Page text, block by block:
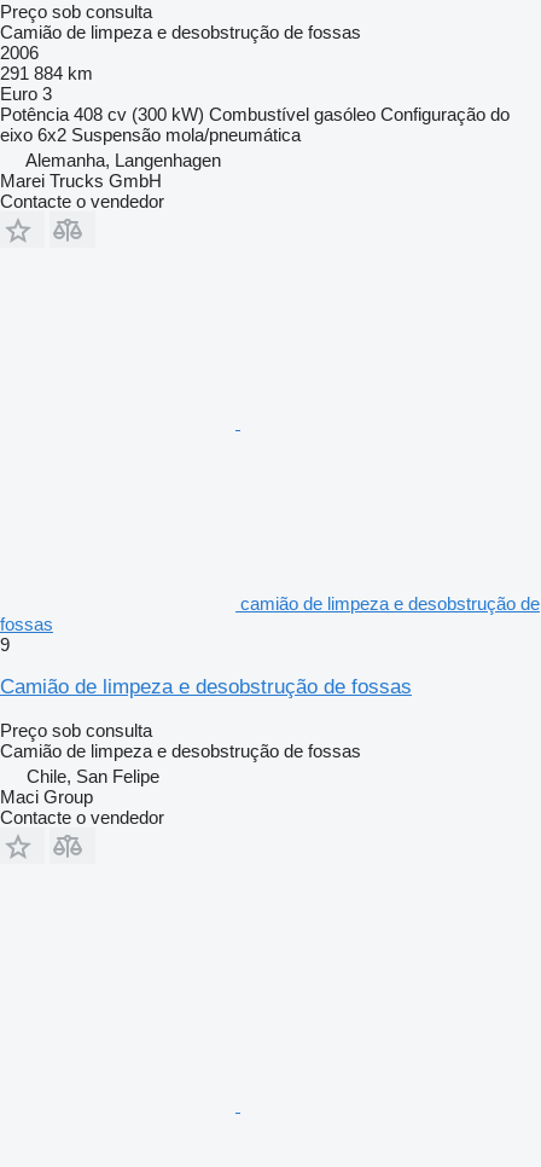
Preço sob consulta
Camião de limpeza e desobstrução de fossas
2006
291 884 km
Euro 3
Potência 408 cv (300 kW) Combustível gasóleo Configuração do
eixo 6x2 Suspensão mola/pneumática
Alemanha, Langenhagen
Marei Trucks GmbH
Contacte o vendedor
camião de limpeza e desobstrução de
fossas
9
Camião de limpeza e desobstrução de fossas
Preço sob consulta
Camião de limpeza e desobstrução de fossas
Chile, San Felipe
Maci Group
Contacte o vendedor